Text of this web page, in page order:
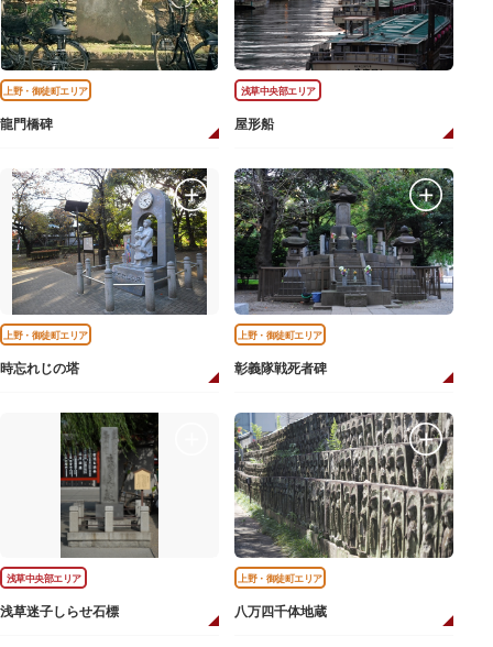
上野・御徒町エリア
龍門橋碑
浅草中央部エリア
屋形船
上野・御徒町エリア
時忘れじの塔
上野・御徒町エリア
彰義隊戦死者碑
浅草中央部エリア
浅草迷子しらせ石標
上野・御徒町エリア
八万四千体地蔵